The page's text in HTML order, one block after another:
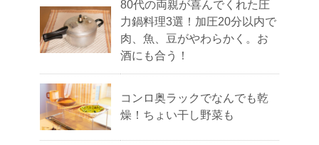
80代の両親が喜んでくれた圧
力鍋料理3選！加圧20分以内で
肉、魚、豆がやわらかく。お
酒にも合う！
コンロ奥ラックでなんでも乾
燥！ちょい干し野菜も